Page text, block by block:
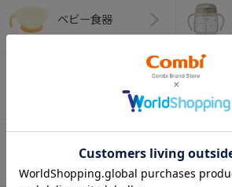
ベビー食器
ン・フォーク
（お口のケア）